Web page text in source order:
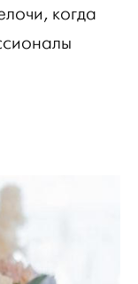
когда